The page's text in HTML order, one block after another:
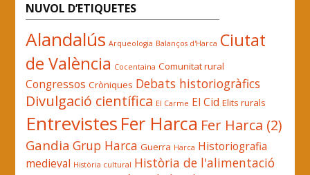
NUVOL D’ETIQUETES
Alandalús Arqueologia Balanços d'Harca Ciutat
de València Cocentaina Comunitat rural
Congressos Cròniques Debats historiogràfics
Divulgació científica El Carme El Cid Elits rurals
Entrevistes Fer Harca Fer Harca (2)
Gandia Grup Harca Guerra Harca Historiografia
medieval Història cultural Història de l'alimentació